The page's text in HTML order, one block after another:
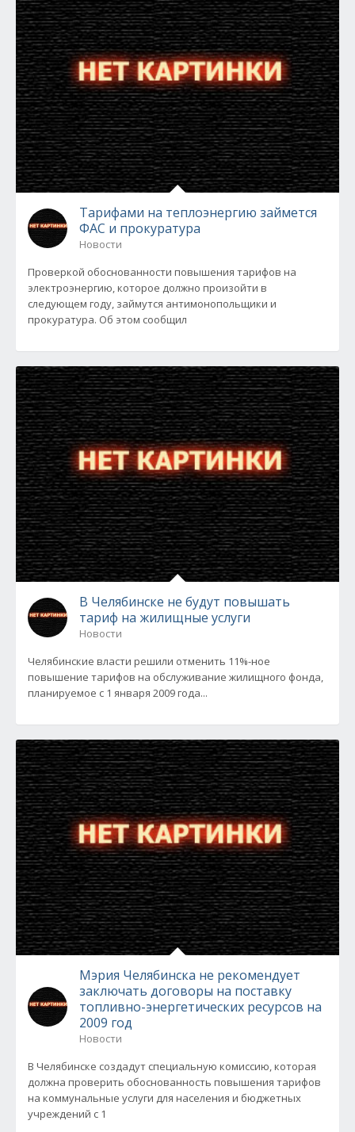
Тарифами на теплоэнергию займется
ФАС и прокуратура
Новости
Проверкой обоснованности повышения тарифов на
электроэнергию, которое должно произойти в
следующем году, займутся антимонопольщики и
прокуратура. Об этом сообщил
В Челябинске не будут повышать
тариф на жилищные услуги
Новости
Челябинские власти решили отменить 11%-ное
повышение тарифов на обслуживание жилищного фонда,
планируемое с 1 января 2009 года...
Мэрия Челябинска не рекомендует
заключать договоры на поставку
топливно-энергетических ресурсов на
2009 год
Новости
В Челябинске создадут специальную комиссию, которая
должна проверить обоснованность повышения тарифов
на коммунальные услуги для населения и бюджетных
учреждений с 1